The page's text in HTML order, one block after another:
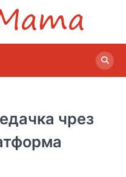
бебета и
майки
чрез